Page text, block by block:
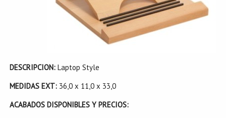
DESCRIPCION: Laptop Style
MEDIDAS EXT: 36,0 x 11,0 x 33,0
ACABADOS DISPONIBLES Y PRECIOS: